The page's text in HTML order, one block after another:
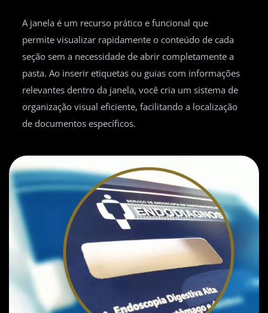
A janela é um recurso prático e funcional que
permite visualizar rapidamente o conteúdo de cada
seção sem a necessidade de abrir completamente a
pasta. Ao inserir etiquetas ou guias com informações
relevantes dentro da janela, você cria um sistema de
organização visual eficiente, facilitando a localização
de documentos específicos.